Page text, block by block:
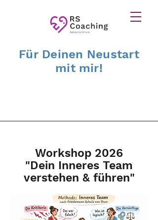
Für Deinen Neustart
mit mir!
Workshop 2026
"Dein Inneres Team
verstehen & führen"